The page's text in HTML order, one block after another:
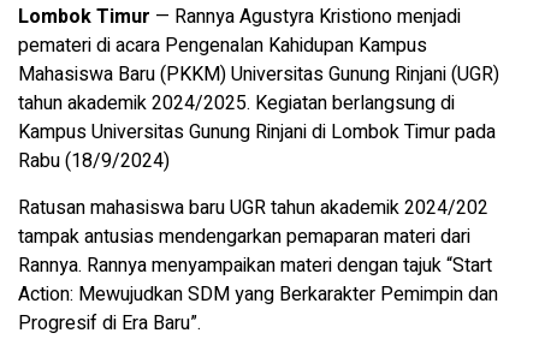
Lombok Timur — Rannya Agustyra Kristiono menjadi
pemateri di acara Pengenalan Kahidupan Kampus
Mahasiswa Baru (PKKM) Universitas Gunung Rinjani (UGR)
tahun akademik 2024/2025. Kegiatan berlangsung di
Kampus Universitas Gunung Rinjani di Lombok Timur pada
Rabu (18/9/2024)
Ratusan mahasiswa baru UGR tahun akademik 2024/202
tampak antusias mendengarkan pemaparan materi dari
Rannya. Rannya menyampaikan materi dengan tajuk “Start
Action: Mewujudkan SDM yang Berkarakter Pemimpin dan
Progresif di Era Baru”.